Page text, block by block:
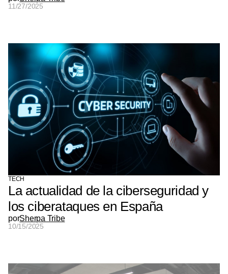
11/27/2025
TECH
La actualidad de la ciberseguridad y
los ciberataques en España
porSherpa Tribe
10/15/2025